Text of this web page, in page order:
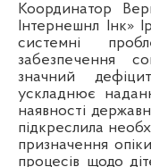
Координатор
Інтернешнл Інк»
системні
забезпечення
значний
ускладнює
наявності
підкреслила
призначення
процесів щодо